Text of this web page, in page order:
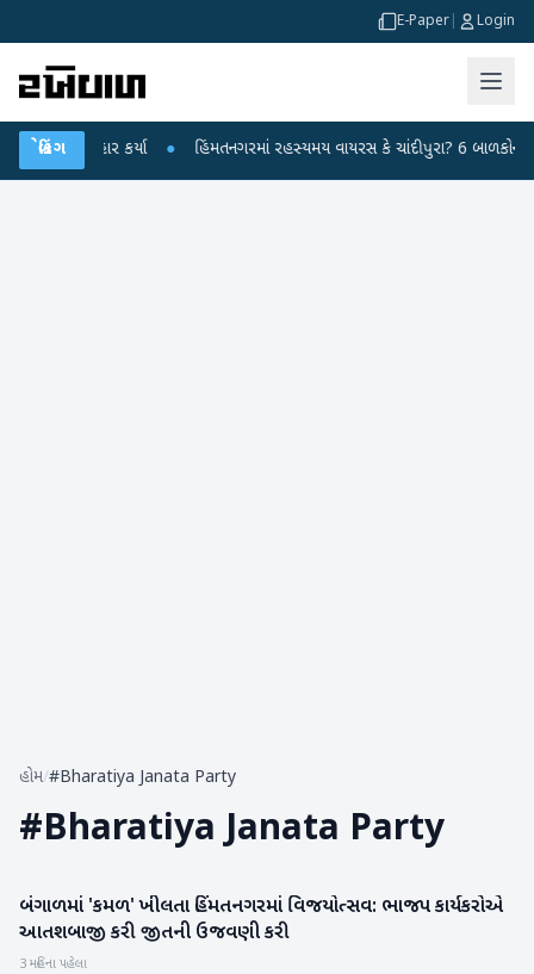
E-Paper Login
બ્રેકિંગ
પ્રહાર કર્યા ● હિંમતનગરમાં રહસ્યમય વાયરસ કે ચાંદીપુરા? 6 બાળકોના મોતથી
હોમ/#Bharatiya Janata Party
#Bharatiya Janata Party
સાબરકાંઠા
બંગાળમાં 'કમળ' ખીલતા હિંમતનગરમાં વિજયોત્સવ: ભાજપ કાર્યકરોએ
આતશબાજી કરી જીતની ઉજવણી કરી
3 મહિના પહેલા